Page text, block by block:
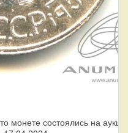
монете состоялись на